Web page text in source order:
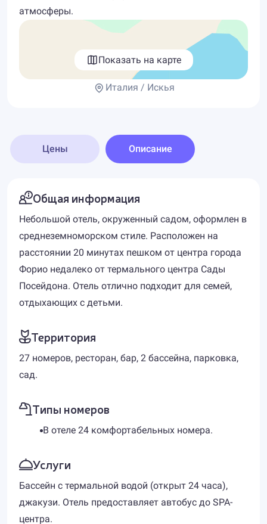
атмосферы.
Показать на карте
Италия / Искья
Цены Описание
Общая информация
Небольшой отель, окруженный садом, оформлен в
среднеземноморском стиле. Расположен на
расстоянии 20 минутах пешком от центра города
Форио недалеко от термального центра Сады
Посейдона. Отель отлично подходит для семей,
отдыхающих с детьми.
Территория
27 номеров, ресторан, бар, 2 бассейна, парковка,
сад.
Типы номеров
В отеле 24 комфортабельных номера.
Услуги
Бассейн с термальной водой (открыт 24 часа),
джакузи. Отель предоставляет автобус до SPA-
центра.